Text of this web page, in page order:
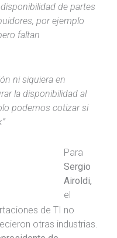
de partes
por ejemplo
faltan
ni siquiera en
la disponibilidad al
podemos cotizar si
Para
Sergio
Airoldi,
el
de TI no
otras industrias.